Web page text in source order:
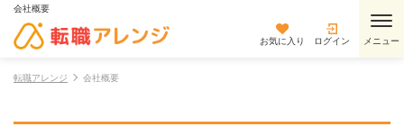
会社概要
お気に入り ログイン
転職アレンジ 会社概要